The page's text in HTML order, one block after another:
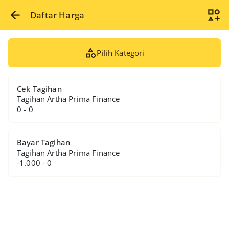
Daftar Harga
Pilih Kategori
Cek Tagihan
Tagihan Artha Prima Finance
0 - 0
Bayar Tagihan
Tagihan Artha Prima Finance
-1.000 - 0